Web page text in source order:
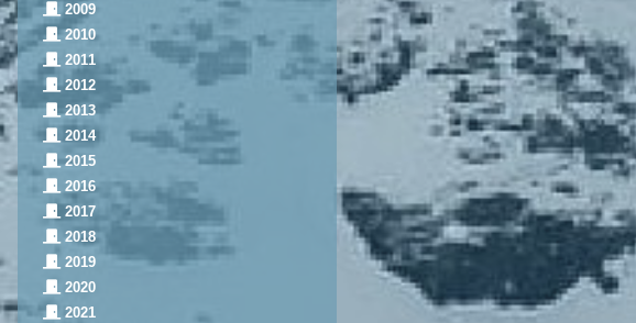
2009
2010
2011
2012
2013
2014
2015
2016
2017
2018
2019
2020
2021